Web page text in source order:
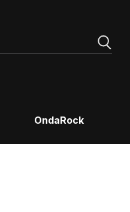
OndaRock